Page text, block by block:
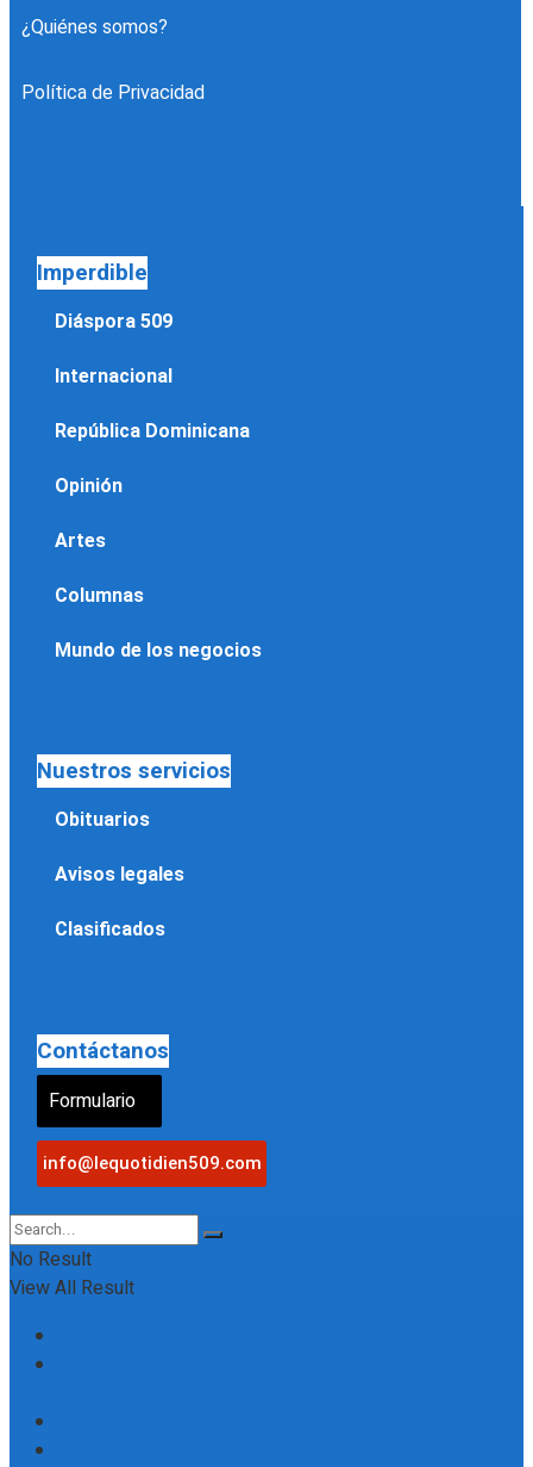
¿Quiénes somos?
Política de Privacidad
Imperdible
Diáspora 509
Internacional
República Dominicana
Opinión
Artes
Columnas
Mundo de los negocios
Nuestros servicios
Obituarios
Avisos legales
Clasificados
Contáctanos
Formulario
info@lequotidien509.com
No Result
View All Result